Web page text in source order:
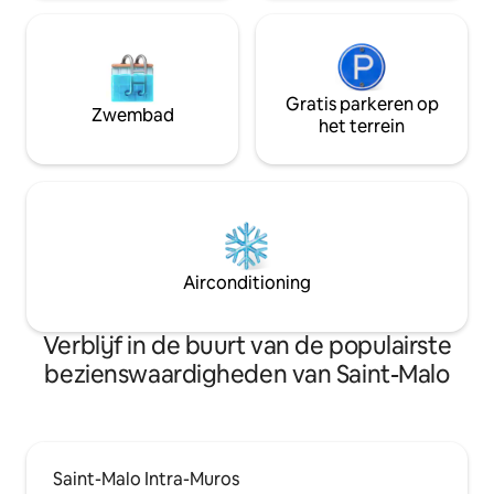
Zwembad
Gratis parkeren op
het terrein
Airconditioning
Verblijf in de buurt van de populairste
bezienswaardigheden van Saint-Malo
Saint-Malo Intra-Muros